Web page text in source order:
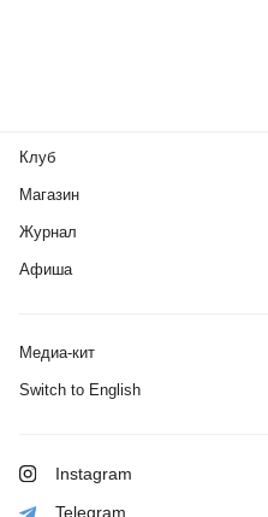
Клуб
Магазин
Журнал
Афиша
Медиа-кит
Switch to English
Instagram
Telegram